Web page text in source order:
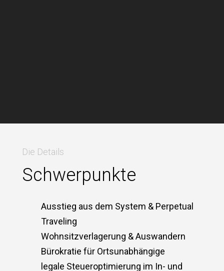
Die Details
Schwerpunkte
Ausstieg aus dem System & Perpetual
Traveling
Wohnsitzverlagerung & Auswandern
Bürokratie für Ortsunabhängige
legale Steueroptimierung im In- und